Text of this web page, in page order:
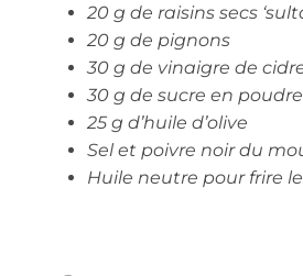
20 g de raisins secs
20 g de pignons
30 g de vinaigre de
30 g de sucre en poudre
25 g d’huile d’olive
Sel et poivre noir du
Huile neutre pour frire